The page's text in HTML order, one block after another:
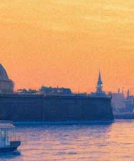
Противостояние в
увольнениями обоих —
Амстердам отказал
Куда пойти 5-7 июля:
Архив предыдущих